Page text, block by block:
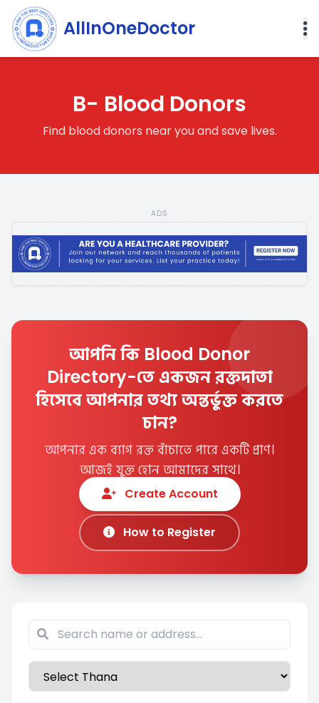
AllInOneDoctor
B- Blood Donors
Find blood donors near you and save lives.
ADS
আপনি কি Blood Donor
Directory-তে একজন রক্তদাতা
হিসেবে আপনার তথ্য অন্তর্ভুক্ত করতে
চান?
আপনার এক ব্যাগ রক্ত বাঁচাতে পারে একটি প্রাণ।
আজই যুক্ত হোন আমাদের সাথে।
Create Account
How to Register